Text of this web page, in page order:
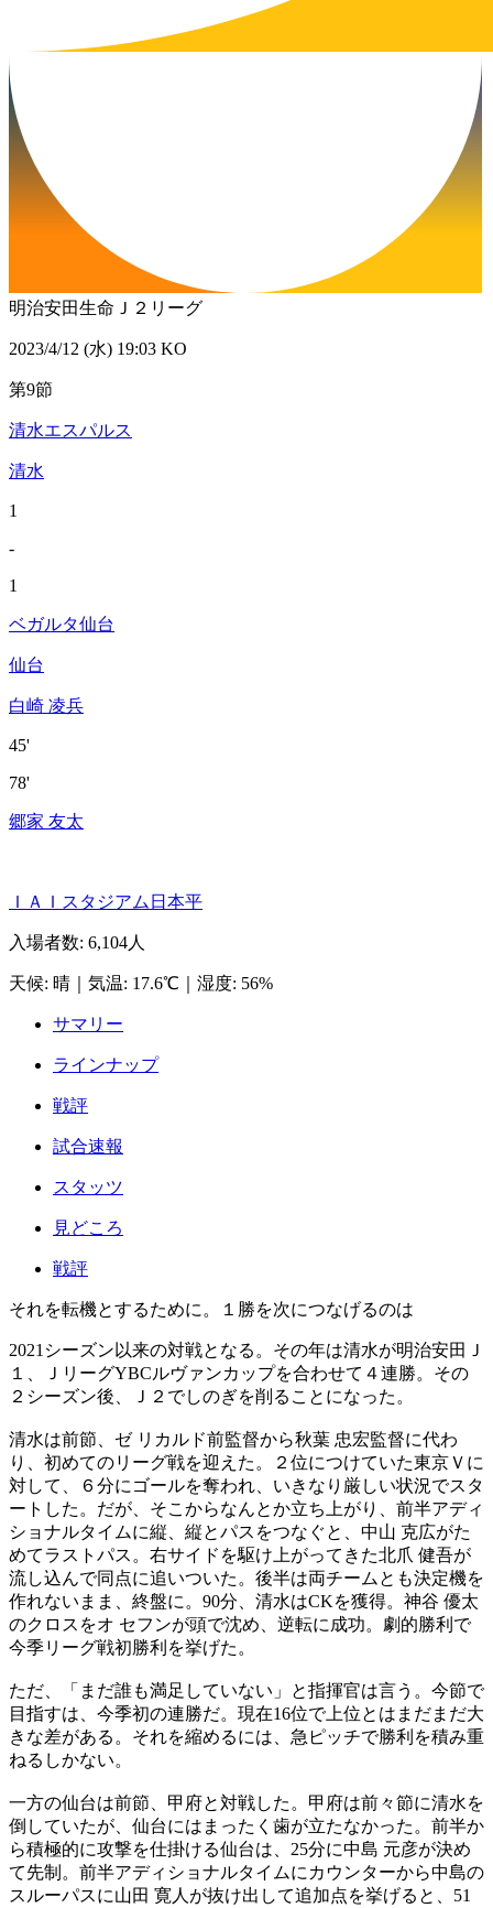
明治安田生命Ｊ２リーグ
2023/4/12 (水) 19:03 KO
第9節
清水エスパルス
清水
1
-
1
ベガルタ仙台
仙台
白崎 凌兵
45'
78'
郷家 友太
ＩＡＩスタジアム日本平
入場者数: 6,104人
天候: 晴 気温: 17.6℃ 湿度: 56%
サマリー
ラインナップ
戦評
試合速報
スタッツ
見どころ
戦評
それを転機とするために。１勝を次につなげるのは
2021シーズン以来の対戦となる。その年は清水が明治安田Ｊ
１、ＪリーグYBCルヴァンカップを合わせて４連勝。その
２シーズン後、Ｊ２でしのぎを削ることになった。
清水は前節、ゼ リカルド前監督から秋葉 忠宏監督に代わ
り、初めてのリーグ戦を迎えた。２位につけていた東京Ｖに
対して、６分にゴールを奪われ、いきなり厳しい状況でスタ
ートした。だが、そこからなんとか立ち上がり、前半アディ
ショナルタイムに縦、縦とパスをつなぐと、中山 克広がた
めてラストパス。右サイドを駆け上がってきた北爪 健吾が
流し込んで同点に追いついた。後半は両チームとも決定機を
作れないまま、終盤に。90分、清水はCKを獲得。神谷 優太
のクロスをオ セフンが頭で沈め、逆転に成功。劇的勝利で
今季リーグ戦初勝利を挙げた。
ただ、「まだ誰も満足していない」と指揮官は言う。今節で
目指すは、今季初の連勝だ。現在16位で上位とはまだまだ大
きな差がある。それを縮めるには、急ピッチで勝利を積み重
ねるしかない。
一方の仙台は前節、甲府と対戦した。甲府は前々節に清水を
倒していたが、仙台にはまったく歯が立たなかった。前半か
ら積極的に攻撃を仕掛ける仙台は、25分に中島 元彦が決め
て先制。前半アディショナルタイムにカウンターから中島の
スルーパスに山田 寛人が抜け出して追加点を挙げると、51